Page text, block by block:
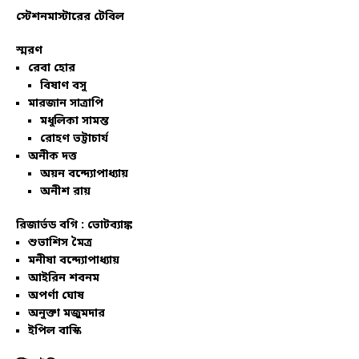
স্টেশনমাস্টারের টেবিল
স্মরণ
রেবা হোর
বিষাণ বসু
মারজান সাত্রাপি
মধুলিকা সামন্ত
রোহণ ভট্টাচার্য
অনীক দত্ত
অয়ন বন্দ্যোপাধ্যায়
অনীশ রায়
রিজার্ভড বগি : ভোটব্যাঙ্ক
শুভাশিস মৈত্র
মনীষা বন্দ্যোপাধ্যায়
আইরিন শবনম
অপর্ণা ঘোষ
অনুক্তা মজুমদার
ইপিল বাস্কি